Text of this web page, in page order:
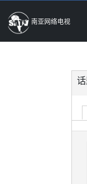
南亚网络电视
话